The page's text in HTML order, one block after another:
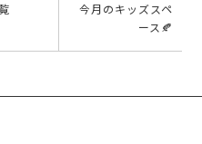
今月のキッズスペ
ース🍂